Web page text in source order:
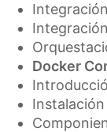
Docker
Instalación